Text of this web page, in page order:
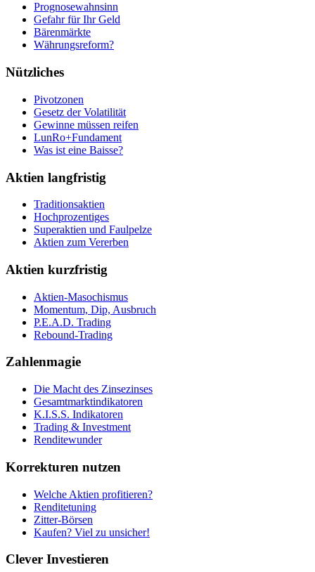
Prognosewahnsinn
Gefahr für Ihr Geld
Bärenmärkte
Währungsreform?
Nützliches
Pivotzonen
Gesetz der Volatilität
Gewinne müssen reifen
LunRo+Fundament
Was ist eine Baisse?
Aktien langfristig
Traditionsaktien
Hochprozentiges
Superaktien und Faulpelze
Aktien zum Vererben
Aktien kurzfristig
Aktien-Masochismus
Momentum, Dip, Ausbruch
P.E.A.D. Trading
Rebound-Trading
Zahlenmagie
Die Macht des Zinsezinses
Gesamtmarktindikatoren
K.I.S.S. Indikatoren
Trading & Investment
Renditewunder
Korrekturen nutzen
Welche Aktien profitieren?
Renditetuning
Zitter-Börsen
Kaufen? Viel zu unsicher!
Clever Investieren